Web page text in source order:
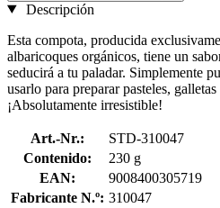
Descripción
Esta compota, producida
albaricoques orgánicos, tiene un
seducirá a tu paladar. Simplemente
usarlo para preparar pasteles,
¡Absolutamente irresistible!
Art.-Nr.:
STD-310047
Contenido:
230 g
EAN:
9008400305719
Fabricante N.º: 310047